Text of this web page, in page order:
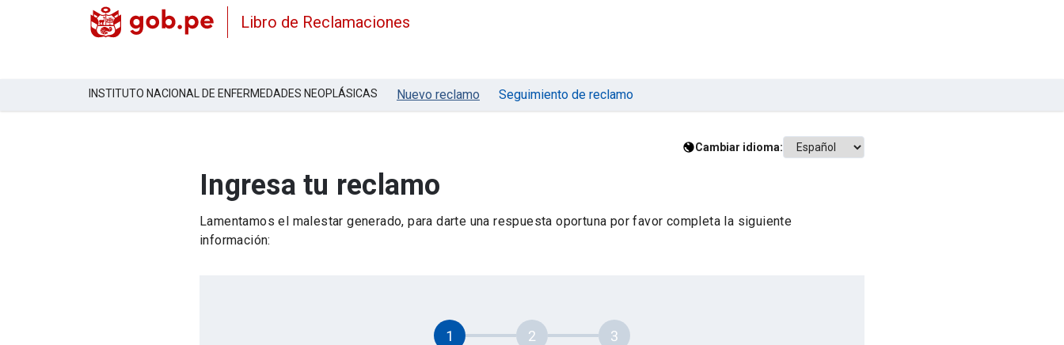
Libro de Reclamaciones
INSTITUTO NACIONAL DE ENFERMEDADES NEOPLÁSICAS Nuevo reclamo Seguimiento de reclamo
Cambiar idioma:
Ingresa tu reclamo
Lamentamos el malestar generado, para darte una respuesta oportuna por favor completa la siguiente
información:
1 2 3